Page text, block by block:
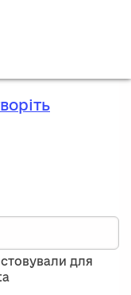
для